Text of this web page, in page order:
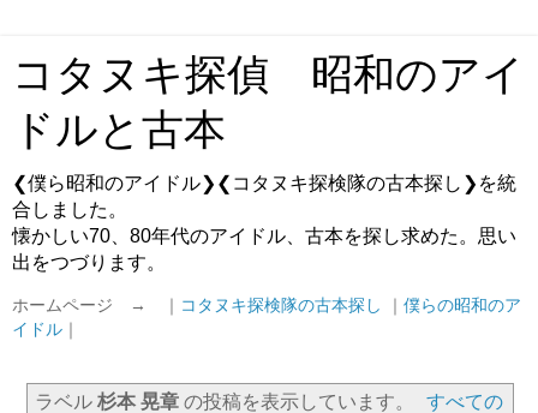
コタヌキ探偵 昭和のアイ
ドルと古本
❮僕ら昭和のアイドル❯❮コタヌキ探検隊の古本探し❯を統
合しました。
懐かしい70、80年代のアイドル、古本を探し求めた。思い
出をつづります。
ホームページ → ｜ コタヌキ探検隊の古本探し ｜ 僕らの昭和のア
イドル ｜
ラベル 杉本 晃章の投稿を表示しています。
すべての